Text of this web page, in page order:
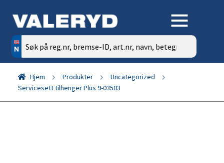
Søk
etter:
Hjem Produkter
Uncategorized
Servicesett tilhenger Plus 9-03503